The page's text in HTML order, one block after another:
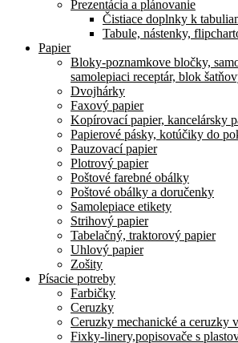
Prezentácia a plánovanie
Čistiace doplnky k
Tabule, nástenky,
Papier
Bloky-poznamkove bločky,
samolepiaci receptár, blok
Dvojhárky
Faxový papier
Kopírovací papier, kancelársky
Papierové pásky, kotúčiky do
Pauzovací papier
Plotrový papier
Poštové farebné obálky
Poštové obálky a doručenky
Samolepiace etikety
Strihový papier
Tabelačný, traktorový papier
Uhlový papier
Zošity
Písacie potreby
Farbičky
Ceruzky
Ceruzky mechanické a ceruzky
Fixky-linery,popisovače s